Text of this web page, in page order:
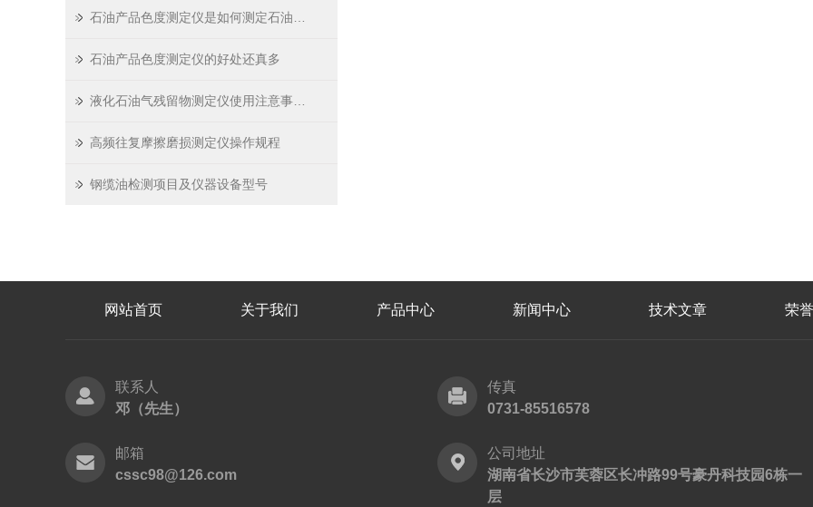
石油产品色度测定仪的好处还真多
高频往复摩擦磨损测定仪操作规程
钢缆油检测项目及仪器设备型号
网站首页 关于我们 产品中心 新闻中心 技术文章 荣
联系人
邓（先生）
传真
0731-85516578
邮箱
cssc98@126.com
公司地址
湖南省长沙市芙蓉区长冲路99号豪丹科技园6栋一
层